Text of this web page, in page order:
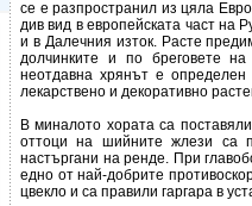
се е разпространил из цяла
див вид в европейската част на
и в Далечния изток. Расте
долчинките и по бреговете
неотдавна хрянът е определен
лекарствено и декоративно
В миналото хората са
оттоци на шийните жлези са
настъргани на ренде. При
едно от най-добрите
цвекло и са правили гаргара в